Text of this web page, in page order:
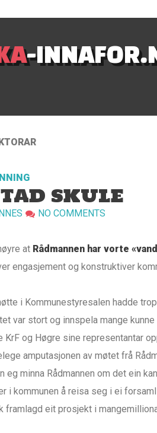
-
SKULE
NO COMMENTS
at Rådmannen har vorte
engasjement og konstruktiver
i Kommunestyresalen hadde
var stort og innspela mange
KrF og Høgre sine representantar
amputasjonen av møtet frå
minna Rådmannen om det ein
i kommunen å reisa seg i ei
framlagd eit prosjekt i